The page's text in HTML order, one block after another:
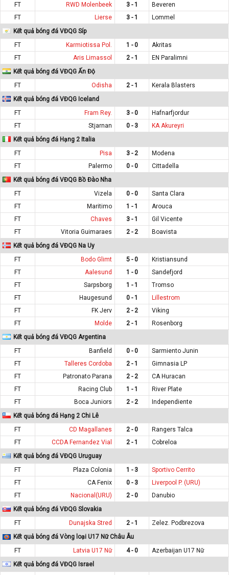
FT
RWD Molenbeek 3 - 1
Beveren
FT
Lierse 3 - 1
Lommel
Kết quả bóng đá VĐQG Síp
FT
Karmiotissa Pol. 1 - 0
Akritas
FT
Aris Limassol 2 - 1
EN Paralimni
Kết quả bóng đá VĐQG Ấn Độ
FT
Odisha 2 - 1
Kerala Blasters
Kết quả bóng đá VĐQG Iceland
FT
Fram Rey. 3 - 0
Hafnarfjordur
FT
Stjarnan 0 - 3
KA Akureyri
Kết quả bóng đá Hạng 2 Italia
FT
Pisa 3 - 2
Modena
FT
Palermo 0 - 0
Cittadella
Kết quả bóng đá VĐQG Bồ Đào Nha
FT
Vizela 0 - 0
Santa Clara
FT
Maritimo 1 - 1
Arouca
FT
Chaves 3 - 1
Gil Vicente
FT
Vitoria Guimaraes 2 - 2
Boavista
Kết quả bóng đá VĐQG Na Uy
FT
Bodo Glimt 5 - 0
Kristiansund
FT
Aalesund 1 - 0
Sandefjord
FT
Sarpsborg 1 - 1
Tromso
FT
Haugesund 0 - 1
Lillestrom
FT
FK Jerv 2 - 2
Viking
FT
Molde 2 - 1
Rosenborg
Kết quả bóng đá VĐQG Argentina
FT
Banfield 0 - 0
Sarmiento Junin
FT
Talleres Cordoba 2 - 1
Gimnasia LP
FT
Patronato Parana 2 - 2
CA Huracan
FT
Racing Club 1 - 1
River Plate
FT
Boca Juniors 2 - 2
Independiente
Kết quả bóng đá Hạng 2 Chi Lê
FT
CD Magallanes 2 - 0
Rangers Talca
FT
CCDA Fernandez Vial 2 - 1
Cobreloa
Kết quả bóng đá VĐQG Uruguay
FT
Plaza Colonia 1 - 3
Sportivo Cerrito
FT
CA Fenix 0 - 3
Liverpool P. (URU)
FT
Nacional(URU) 2 - 0
Danubio
Kết quả bóng đá VĐQG Slovakia
FT
Dunajska Stred 2 - 1
Zelez. Podbrezova
Kết quả bóng đá Vòng loại U17 Nữ Châu Âu
FT
Latvia U17 Nữ 4 - 0
Azerbaijan U17 Nữ
Kết quả bóng đá VĐQG Israel